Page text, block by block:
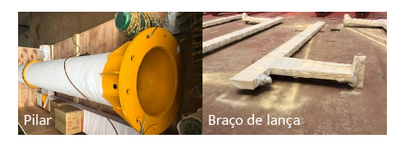
Pilar Braço de lança